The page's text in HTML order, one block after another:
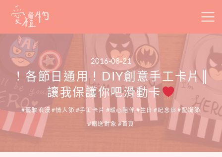
Skip
content
2016-08-21
！各節日通用！DIY創意手工卡片║
讓我保護你吧滑動卡
優雅浪漫 情人節 手工卡片 暖心陪伴 生日 紀念日 聖誕節
贈送對象 首頁